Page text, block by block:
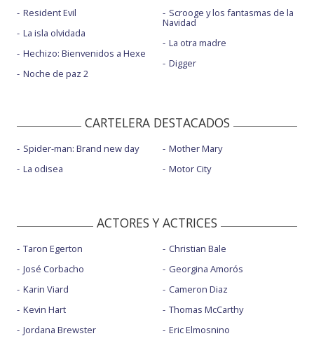
Resident Evil
La isla olvidada
Hechizo: Bienvenidos a Hexe
Noche de paz 2
Scrooge y los fantasmas de la
Navidad
La otra madre
Digger
CARTELERA DESTACADOS
Spider-man: Brand new day
La odisea
Mother Mary
Motor City
ACTORES Y ACTRICES
Taron Egerton
José Corbacho
Karin Viard
Kevin Hart
Jordana Brewster
Christian Bale
Georgina Amorós
Cameron Diaz
Thomas McCarthy
Eric Elmosnino